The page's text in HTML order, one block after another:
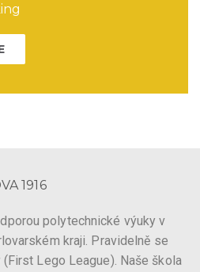
1916
polytechnické výuky v
kraji. Pravidelně se
Lego League). Naše škola